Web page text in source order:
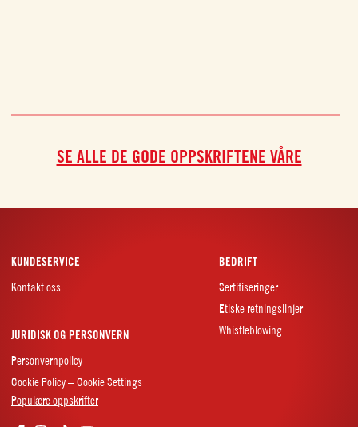
SE ALLE DE GODE OPPSKRIFTENE VÅRE
KUNDESERVICE
Kontakt oss
BEDRIFT
Sertifiseringer
Etiske retningslinjer
Whistleblowing
JURIDISK OG PERSONVERN
Personvernpolicy
Cookie Policy – Cookie Settings
Populære oppskrifter